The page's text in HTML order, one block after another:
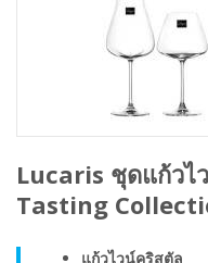
Lucaris ชุดแก้วไ
Tasting
แก้วไวน์คริสตัล